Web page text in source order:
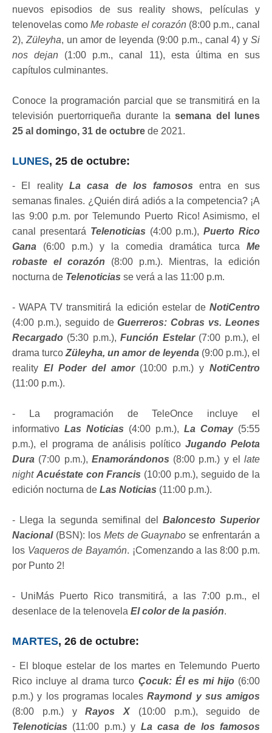
nuevos episodios de sus reality shows, películas y
telenovelas comoMe robaste el corazón(8:00 p.m., canal
2), Züleyha, un amor de leyenda (9:00 p.m., canal 4) ySi
nos dejan (1:00 p.m., canal 11), esta última en sus
capítulos culminantes.
Conoce la programación parcial que se transmitirá en la
televisión puertorriqueña durante lasemana del lunes
25 al domingo, 31 de octubre de 2021.
LUNES, 25 de octubre:
- El reality La casa de los famosos entra en sus
semanas finales. ¿Quién dirá adiós a la competencia? ¡A
las 9:00 p.m. por Telemundo Puerto Rico! Asimismo, el
canal presentará Telenoticias (4:00 p.m.),Puerto Rico
Gana (6:00 p.m.) y la comedia dramática turca Me
robaste el corazón (8:00 p.m.). Mientras, la edición
nocturna de Telenoticias se verá a las 11:00 p.m.
- WAPA TV transmitirá la edición estelar de NotiCentro
(4:00 p.m.), seguido deGuerreros: Cobras vs. Leones
Recargado (5:30 p.m.),Función Estelar(7:00 p.m.), el
drama turcoZüleyha, un amor de leyenda(9:00 p.m.), el
reality El Poder del amor(10:00 p.m.) y NotiCentro
(11:00 p.m.).
- La programación de TeleOnce incluye el
informativo Las Noticias (4:00 p.m.), La Comay(5:55
p.m.), el programa de análisis políticoJugando Pelota
Dura (7:00 p.m.), Enamorándonos (8:00 p.m.) y el late
night Acuéstate con Francis (10:00 p.m.), seguido de la
edición nocturna de Las Noticias (11:00 p.m.).
- Llega la segunda semifinal del Baloncesto Superior
Nacional (BSN): los Mets de Guaynabo se enfrentarán a
los Vaqueros de Bayamón. ¡Comenzando a las 8:00 p.m.
por Punto 2!
- UniMás Puerto Rico transmitirá, a las 7:00 p.m., el
desenlace de la telenovela El color de la pasión.
MARTES, 26 de octubre:
- El bloque estelar de los martes en Telemundo Puerto
Rico incluye al drama turco Çocuk: Él es mi hijo (6:00
p.m.) y los programas localesRaymond y sus amigos
(8:00 p.m.) yRayos X(10:00 p.m.), seguido de
Telenoticias (11:00 p.m.) y La casa de los famosos